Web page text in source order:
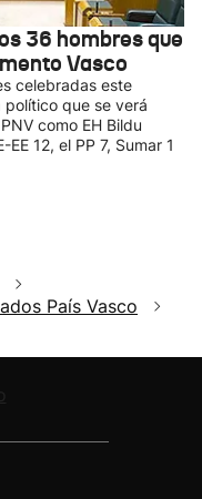
36 hombres que
Vasco
celebradas este
que se verá
como EH Bildu
12, el PP 7, Sumar 1
País Vasco